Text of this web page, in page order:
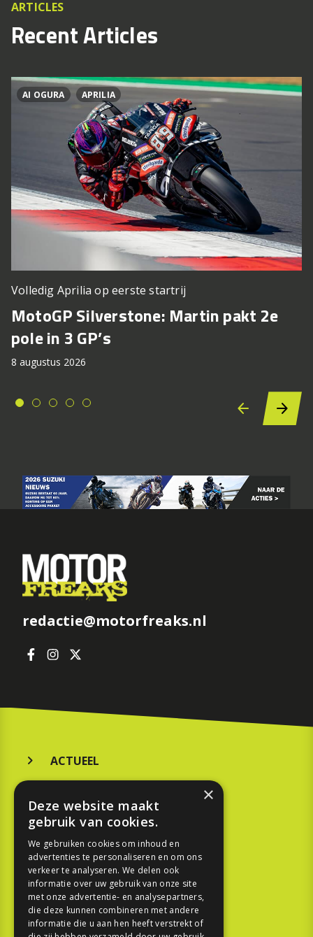
ARTICLES
Recent Articles
AI OGURA APRILIA
Volledig Aprilia op eerste startrij
MotoGP Silverstone: Martin pakt 2e
pole in 3 GP’s
8 augustus 2026
redactie@motorfreaks.nl
ACTUEEL
KOOPGIDS
TESTEN
SPORT
REPORTAGE
×
Deze website maakt
gebruik van cookies.
We gebruiken cookies om inhoud en
advertenties te personaliseren en om ons
verkeer te analyseren. We delen ook
informatie over uw gebruik van onze site
met onze advertentie- en analysepartners,
die deze kunnen combineren met andere
informatie die u aan hen heeft verstrekt of